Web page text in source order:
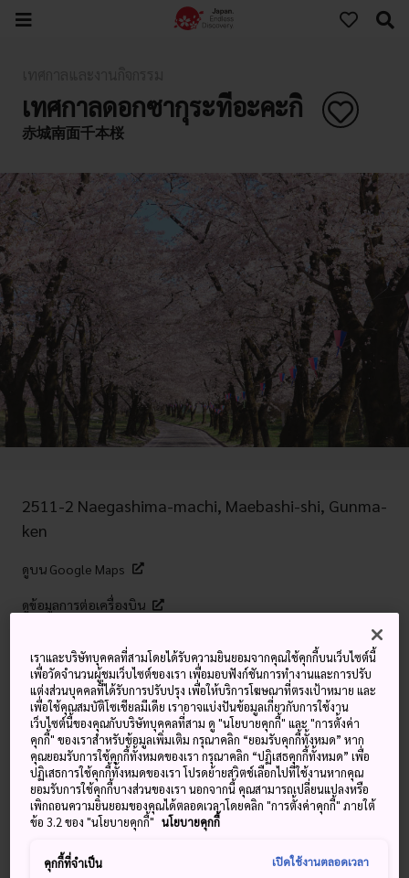
เทศกาลดอกซากุระที่อะคะกิ
赤城南面千本桜
2511-2 Naegashima-machi, Maebashi-shi, Gunma-
ken
ดูบน Google Maps
ดูข้อมูลการต่อเครื่องบิน
คำสำคัญ แผนที่
ดอกซากุระบานบนเนินทางตอนใต้
ของภูเขาอะคะกิ
ภูเขาอะคะกิ
ซึ่งติดอันดับ 1 ในสถานที่ชมดอกซากุระที่ดีที่สุด
100 แห่ง เป็นจุดหมายปลายทางที่ดีเยี่ยมเพื่อเพลิดเพลินกับฤดู
ดอกซากุระบาน
เราและบริษัทบุคคลที่สามโดยได้รับความยินยอมจากคุณใช้คุกกี้บนเว็บไซต์นี้
เพื่อวัดจำนวนผู้ชมเว็บไซต์ของเรา เพื่อมอบฟังก์ชันการทำงานและการปรับ
แต่งส่วนบุคคลที่ได้รับการปรับปรุง เพื่อให้บริการโฆษณาที่ตรงเป้าหมาย และ
เพื่อใช้คุณสมบัติโซเชียลมีเดีย เราอาจแบ่งปันข้อมูลเกี่ยวกับการใช้งาน
เว็บไซต์นี้ของคุณกับบริษัทบุคคลที่สาม ดู "นโยบายคุกกี้" และ "การตั้งค่า
คุกกี้" ของเราสำหรับข้อมูลเพิ่มเติม กรุณาคลิก “ยอมรับคุกกี้ทั้งหมด” หาก
คุณยอมรับการใช้คุกกี้ทั้งหมดของเรา กรุณาคลิก “ปฏิเสธคุกกี้ทั้งหมด” เพื่อ
ปฏิเสธการใช้คุกกี้ทั้งหมดของเรา โปรดย้ายสวิตช์เลือกไปที่ใช้งานหากคุณ
ยอมรับการใช้คุกกี้บางส่วนของเรา นอกจากนี้ คุณสามารถเปลี่ยนแปลงหรือ
เพิกถอนความยินยอมของคุณได้ตลอดเวลาโดยคลิก "การตั้งค่าคุกกี้" ภายใต้
ข้อ 3.2 ของ "นโยบายคุกกี้" นโยบายคุกกี้
คุกกี้ที่จำเป็น เปิดใช้งานตลอดเวลา